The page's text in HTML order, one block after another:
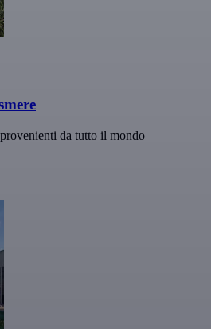
da tutto il mondo